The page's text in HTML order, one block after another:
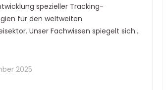
spezieller Tracking-
für den weltweiten
Unser Fachwissen spiegelt sich
das Lebenszyklusmanagement von
2025